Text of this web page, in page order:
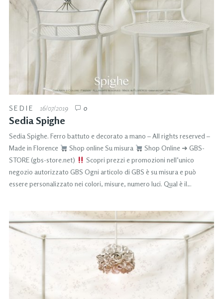
SEDIE 16/07/2019 0
Sedia Spighe
Sedia Spighe. Ferro battuto e decorato a mano – All rights reserved –
Made in Florence
Shop online Su misura
Shop Online ➜ GBS-
STORE (gbs-store.net)
Scopri prezzi e promozioni nell’unico
negozio autorizzato GBS Ogni articolo di GBS è su misura e può
essere personalizzato nei colori, misure, numero luci. Qual è il…